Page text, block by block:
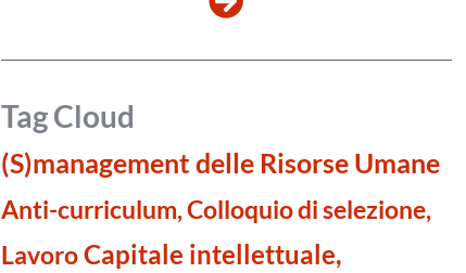
Tag Cloud
(S)management delle Risorse Umane
Anti-curriculum, Colloquio di selezione,
LavoroCapitale intellettuale,